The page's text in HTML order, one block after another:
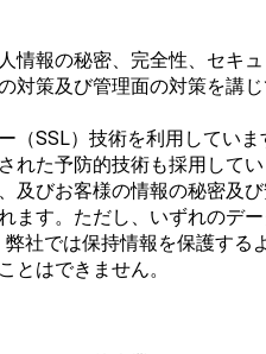
情報の秘密、完全性、セキュ
対策及び管理面の対策を講じ
（SSL）技術を利用していま
れた予防的技術も採用して
及びお客様の情報の秘密及
ます。ただし、いずれのデ
社では保持情報を保護する
とはできません。